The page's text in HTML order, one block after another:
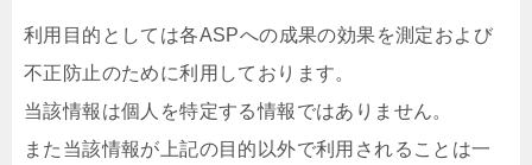
利用目的としては各ASPへの成果の効果を測定および
不正防止のために利用しております。
当該情報は個人を特定する情報ではありません。
また当該情報が上記の目的以外で利用されることは一